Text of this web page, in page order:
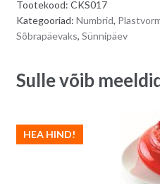
Tootekood: CKS017
Kategooriad: Numbrid,
Sõbrapäevaks, Sünnipäev
Sulle võib
HEA HIND!